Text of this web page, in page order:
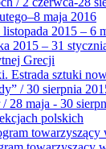
maja 2016
2015 – 6
2015 – 31
Grecji
Estrada sztuki
/ 30 sierpnia
28 maja - 30
polskich
towarzyszący